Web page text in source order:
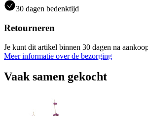
30 dagen bedenktijd
Retourneren
Je kunt dit artikel binnen 30 dagen na
Meer informatie over de bezorging
Vaak samen gekocht